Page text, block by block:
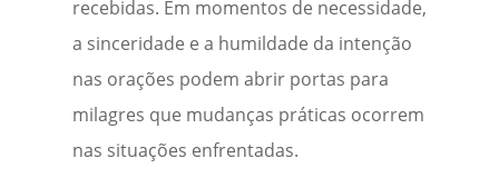
recebidas. Em momentos de necessidade,
a sinceridade e a humildade da intenção
nas orações podem abrir portas para
milagres que mudanças práticas ocorrem
nas situações enfrentadas.